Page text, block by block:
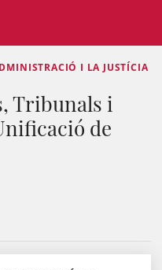
I LA JUSTÍCIA
Tribunals i
de